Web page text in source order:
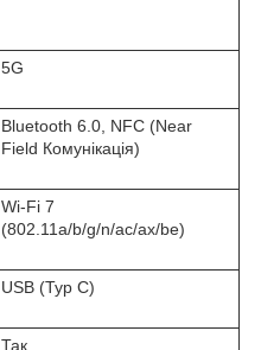
5G
Bluetooth 6.0, NFC (Near
Field Комунікація)
Wi-Fi 7
(802.11a/b/g/n/ac/ax/be)
USB (Typ C)
Так